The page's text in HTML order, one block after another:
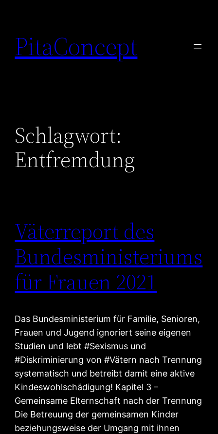
springen
PitaConcept
Schlagwort:
Entfremdung
Väterreport des
Bundesministeriums
für Frauen 2021
Das Bundesministerium für Familie, Senioren,
Frauen und Jugend ignoriert seine eigenen
Studien und lebt #Sexismus und
#Diskriminierung von #Vätern nach Trennung
systematisch und betreibt damit eine aktive
Kindeswohlschädigung! Kapitel 3 –
Gemeinsame Elternschaft nach der Trennung
Die Betreuung der gemeinsamen Kinder
beziehungsweise der Umgang mit ihnen